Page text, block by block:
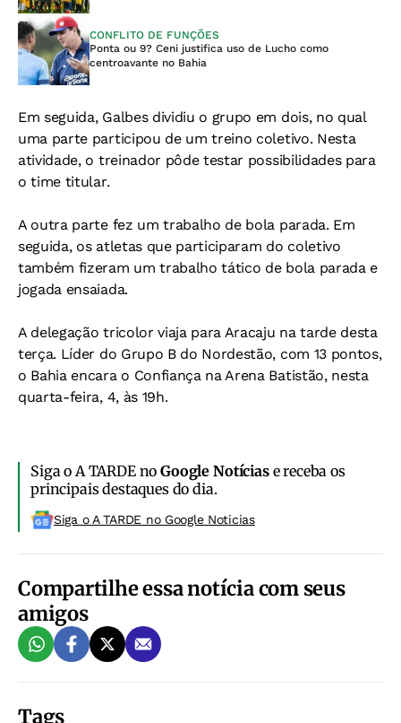
CONFLITO DE FUNÇÕES
Ponta ou 9? Ceni justifica uso de Lucho como
centroavante no Bahia
Em seguida, Galbes dividiu o grupo em dois, no qual
uma parte participou de um treino coletivo. Nesta
atividade, o treinador pôde testar possibilidades para
o time titular.
A outra parte fez um trabalho de bola parada. Em
seguida, os atletas que participaram do coletivo
também fizeram um trabalho tático de bola parada e
jogada ensaiada.
A delegação tricolor viaja para Aracaju na tarde desta
terça. Líder do Grupo B do Nordestão, com 13 pontos,
o Bahia encara o Confiança na Arena Batistão, nesta
quarta-feira, 4, às 19h.
Siga o A TARDE noGoogle Notíciase receba os
principais destaques do dia.
Siga o A TARDE no Google Noticias
Compartilhe essa notícia com seus
amigos
Tags